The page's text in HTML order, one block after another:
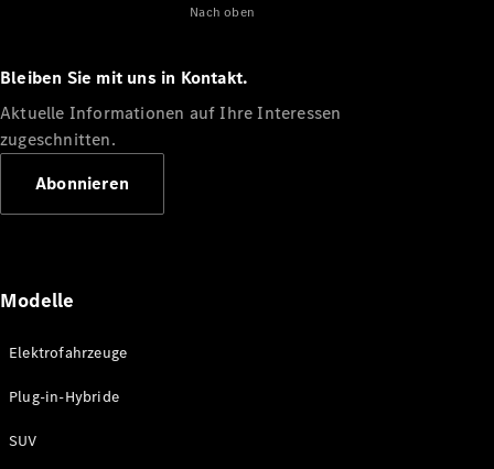
Unsere
Mercedes-
Mercedes-
Nach oben
Bleiben Sie mit uns in Kontakt.
Aktuelle Informationen auf Ihre Interessen
zugeschnitten.
Abonnieren
Modelle
Elektrofahrzeuge
Plug-in-Hybride
SUV